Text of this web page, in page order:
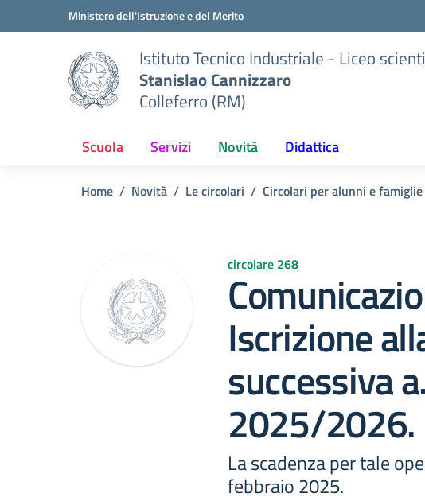
Vai ai contenuti
Vai al menu di navigazioneMinistero dell'Istruzione e del Merito
Istituto Tecnico Industriale - Liceo
Stanislao Cannizzaro
Colleferro (RM)
Scuola Servizi Novità Didattica
Home Novità Le circolari Circolari per alunni e famiglie
circolare 268
Iscrizione
successiva
2025/2026.
La scadenza per tale
febbraio 2025.